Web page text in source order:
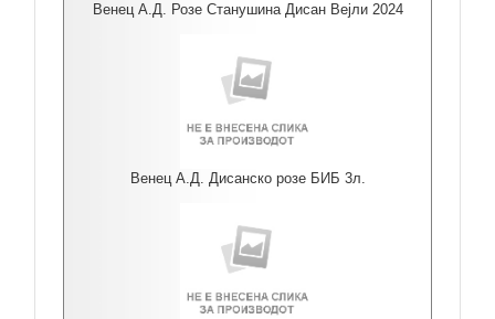
Венец А.Д. Розе Станушина Дисан Вејли 2024
Венец А.Д. Дисанско розе БИБ 3л.